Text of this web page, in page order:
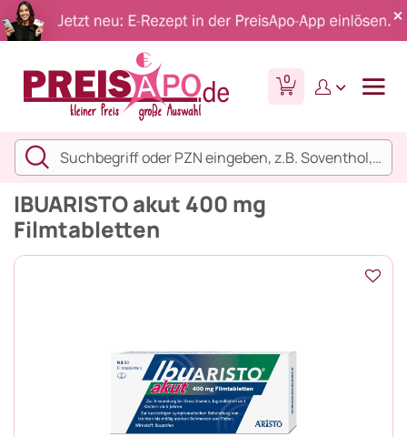
0
IBUARISTO akut 400 mg
Filmtabletten